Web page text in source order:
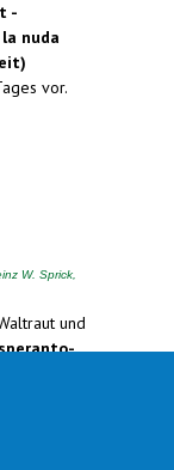
-
nuda
vor.
W. Sprick,
und
im
Gäste
sich